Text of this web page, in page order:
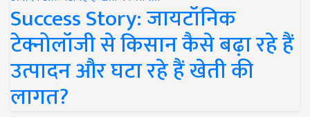
Success Story: जायटॉनिक
टेक्नोलॉजी से किसान कैसे बढ़ा रहे हैं
उत्पादन और घटा रहे हैं खेती की
लागत?